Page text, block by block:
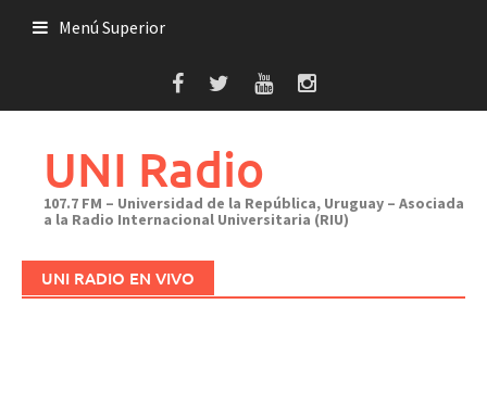
Menú Superior
UNI Radio
107.7 FM – Universidad de la República, Uruguay – Asociada
a la Radio Internacional Universitaria (RIU)
UNI RADIO EN VIVO